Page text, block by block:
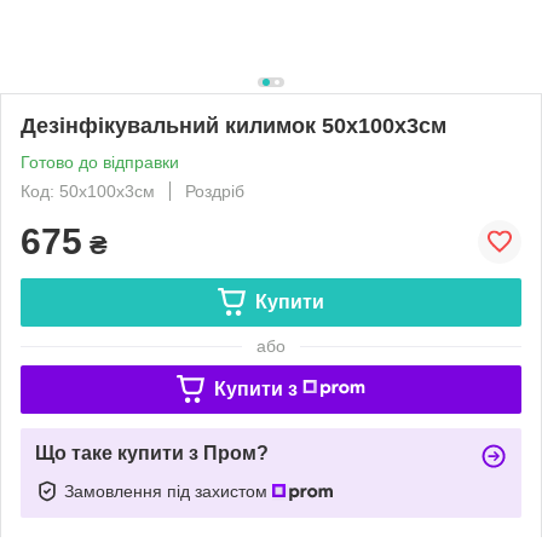
Дезінфікувальний килимок 50х100х3см
Готово до відправки
Код: 50х100х3см
Роздріб
675 ₴
Купити
або
Купити з
Що таке купити з Пром?
Замовлення під захистом